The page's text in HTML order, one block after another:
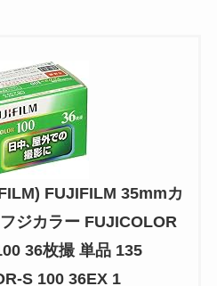
FUJIFILM 35mmカ
ジカラー FUJICOLOR
36枚撮 単品 135
S 100 36EX 1